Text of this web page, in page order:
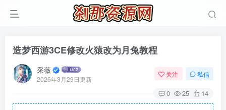
造梦西游3CE修改火猿改为月兔教程
采薇
2026年3月29日更新
关注 私信
0 25 14